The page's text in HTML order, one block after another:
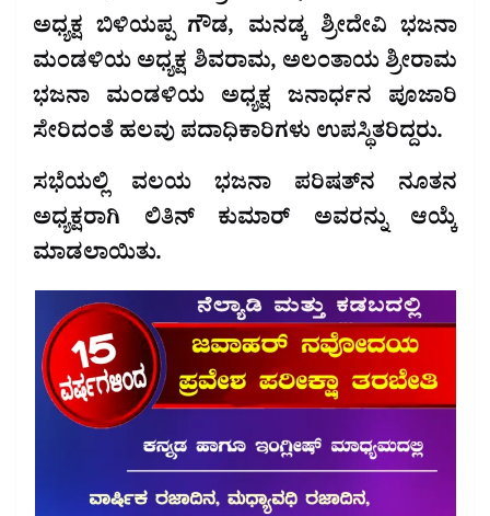
ಅಧ್ಯಕ್ಷ ಬಿಳಿಯಪ್ಪ ಗೌಡ, ಮನಡ್ಕ ಶ್ರೀದೇವಿ ಭಜನಾ
ಮಂಡಳಿಯ ಅಧ್ಯಕ್ಷ ಶಿವರಾಮ, ಅಲಂತಾಯ ಶ್ರೀರಾಮ
ಭಜನಾ ಮಂಡಳಿಯ ಅಧ್ಯಕ್ಷ ಜನಾರ್ಧನ ಪೂಜಾರಿ
ಸೇರಿದಂತೆ ಹಲವು ಪದಾಧಿಕಾರಿಗಳು ಉಪಸ್ಥಿತರಿದ್ದರು.
ಸಭೆಯಲ್ಲಿ ವಲಯ ಭಜನಾ ಪರಿಷತ್‌ನ ನೂತನ
ಅಧ್ಯಕ್ಷರಾಗಿ ಲಿತಿನ್ ಕುಮಾರ್ ಅವರನ್ನು ಆಯ್ಕೆ
ಮಾಡಲಾಯಿತು.